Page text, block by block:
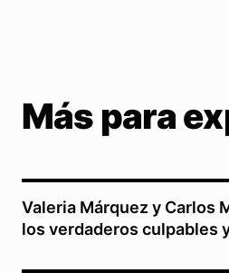
Más para
Valeria Márquez y Carlos
los verdaderos culpables